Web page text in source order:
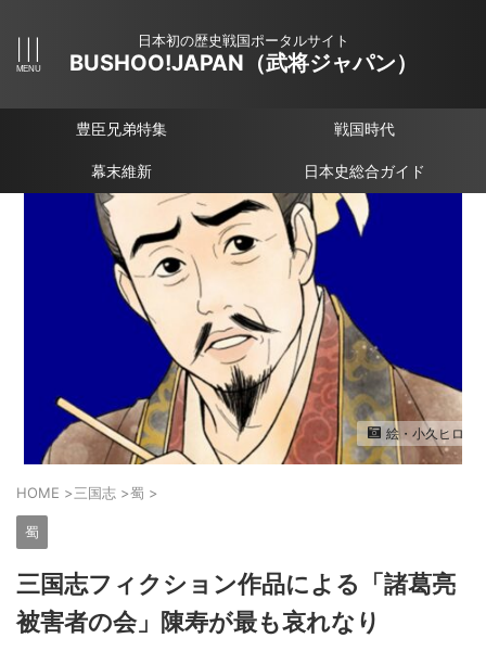
日本初の歴史戦国ポータルサイト
BUSHOO!JAPAN（武将ジャパン）
豊臣兄弟特集 戦国時代
幕末維新 日本史総合ガイド
絵・小久ヒロ
HOME >三国志 >蜀 >
蜀
三国志フィクション作品による「諸葛亮
被害者の会」陳寿が最も哀れなり